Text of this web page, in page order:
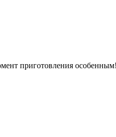
приготовления